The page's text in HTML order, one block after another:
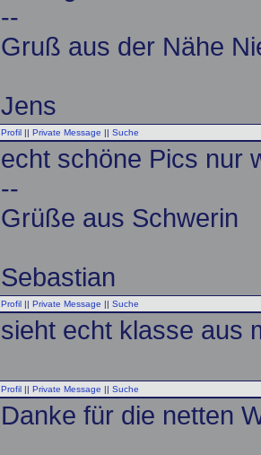
--
Gruß aus der Nähe
Jens
Profil || Private Message || Suche
echt schöne Pics nur
--
Grüße aus Schwerin
Sebastian
Profil || Private Message || Suche
sieht echt klasse aus
Profil || Private Message || Suche
Danke für die netten